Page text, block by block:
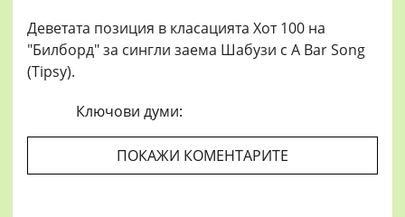
Деветата позиция в класацията Хот 100 на
"Билборд" за сингли заема Шабузи с A Bar Song
(Tipsy).
Ключови думи:
ПОКАЖИ КОМЕНТАРИТЕ